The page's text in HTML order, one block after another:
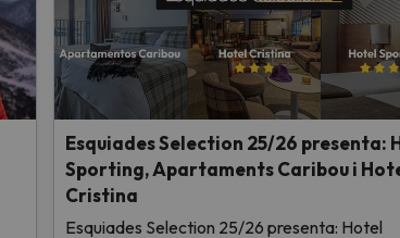
Esquiades Selection 25/26 presenta:
Sporting, Apartaments Caribou i
Cristina
Esquiades Selection 25/26 presenta: Hotel